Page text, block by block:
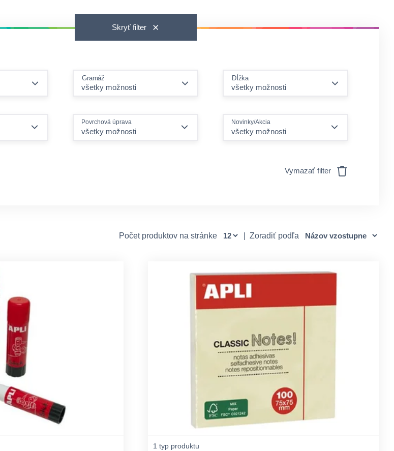
Skryť filter
Gramáž Dĺžka
Povrchová úprava
všetky možnosti
Novinky/Akcia
všetky možnosti
Vymazať filter
Počet produktov na stránke Zoradiť podľa
1 typ produktu